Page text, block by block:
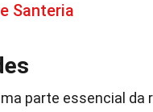
Santeria
parte essencial da